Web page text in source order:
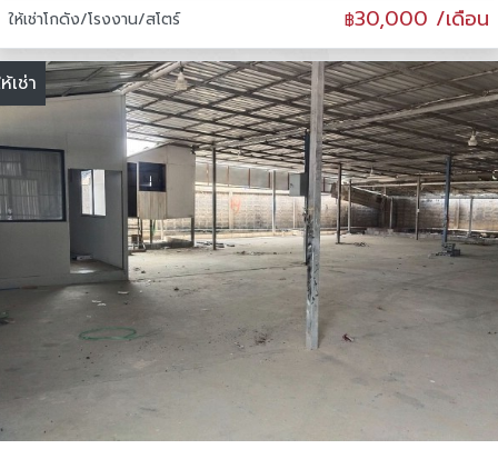
ให้เช่าโกดัง/โรงงาน/สโตร์ ฿30,000 /เดือน
เช่า